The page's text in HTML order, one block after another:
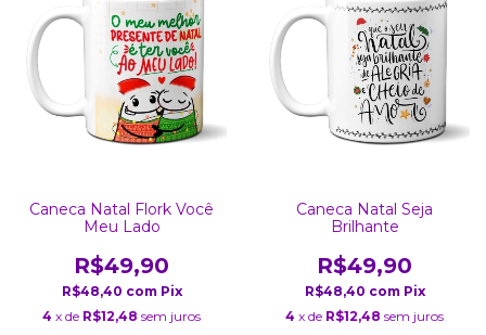
Caneca Natal Flork Você
Meu Lado
R$49,90
R$48,40 com Pix
4 x de R$12,48 sem juros
Caneca Natal Seja
Brilhante
R$49,90
R$48,40 com Pix
4 x de R$12,48 sem juros